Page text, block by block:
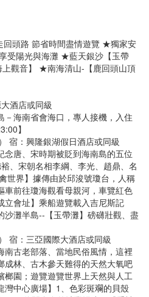
頭路 節省時間盡情遊覽 ★獨家安
受陽光與海灘 ★藍天銀沙【玉帶
觀音】 ★南海清山-【鹿回頭山頂
酒店或同級
海南省會海口，專人接機，入住
】
宿：興隆銀湖假日酒店或同級
唐、宋時期被貶到海南島的五位
、宋朝名相李綱、李光、趙鼎、名
世界】據傳由於邱浚號瓊台，人稱
車前往瓊海觀看母親河，車覽紅色
立會址】乘船遊覽載入吉尼斯記
灘半島--【玉帶灘】磅礴壯觀、盡
宿：三亞國際大酒店或同級
古老部落、當地民俗風情，這裡
成林、古木參天難得的天然大氧吧
園；遊覽遊覽世界上天然與人工
灣中心廣場】1、色彩斑斕的貝殼